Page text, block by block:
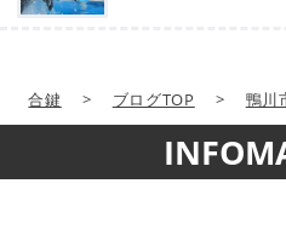
合鍵 > ブログTOP > 鴨川